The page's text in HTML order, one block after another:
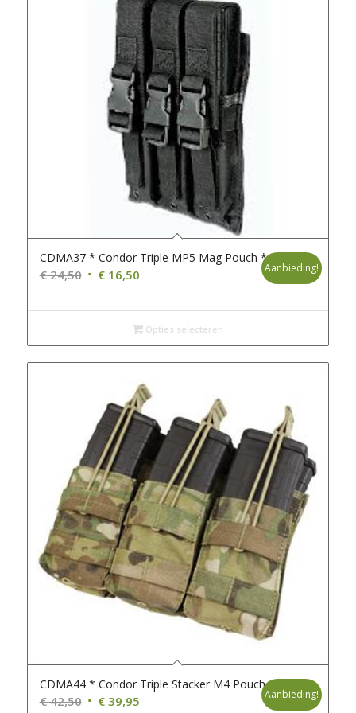
CDMA37 * Condor Triple MP5 Mag Pouch * B99
€24,50 Oorspronkelijke
was:
€16,50Huidige
is:
€ 16,50.
Aanbieding!
Opties selecteren
CDMA44 * Condor Triple Stacker M4 Pouch
€42,50 Oorspronkelijke
€39,95Huidige
Aanbieding!